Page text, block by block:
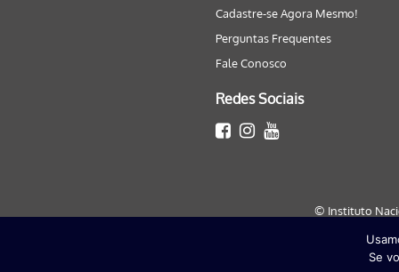
Cadastre-se Agora Mesmo!
Perguntas Frequentes
Fale Conosco
Redes Sociais
© Instituto
Este site será melhor
Se